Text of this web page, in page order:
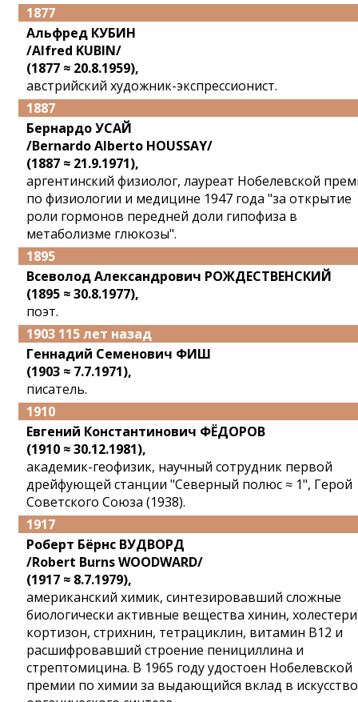
1877
Альфред КУБИН
/Alfred KUBIN/
(1877 ≈ 20.8.1959),
австрийский художник-экспрессионист.
1887
Бернардо УСАЙ
/Bernardo Alberto HOUSSAY/
(1887 ≈ 21.9.1971),
аргентинский физиолог, лауреат Нобелевской
по физиологии и медицине 1947 года "за открытие
роли гормонов передней доли гипофиза в
метаболизме глюкозы".
1895
Всеволод Александрович РОЖДЕСТВЕНСКИЙ
(1895 ≈ 30.8.1977),
поэт.
1903 115 лет назад
Геннадий Семенович ФИШ
(1903 ≈ 7.7.1971),
писатель.
1910
Евгений Константинович ФЁДОРОВ
(1910 ≈ 30.12.1981),
академик-геофизик, научный сотрудник первой
дрейфующей станции "Северный полюс ≈ 1", Герой
Советского Союза (1938).
1917
Роберт Бёрнс ВУДВОРД
/Robert Burns WOODWARD/
(1917 ≈ 8.7.1979),
американский химик, синтезировавший сложные
биологически активные вещества хинин,
кортизон, стрихнин, тетрациклин, витамин B12 и
расшифровавший строение пенициллина и
стрептомицина. В 1965 году удостоен Нобелевской
премии по химии за выдающийся вклад в искусство